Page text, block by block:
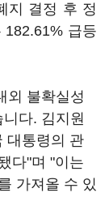
지 결정 후 정
182.61% 급등
외 불확실성
다. 김지원
대통령의 관
다"며 "이는
가져올 수 있